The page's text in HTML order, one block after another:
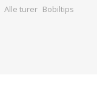
Alle turer Bobiltips